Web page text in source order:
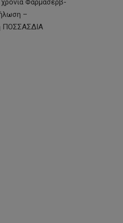
χρόνια Φαρμασέρβ-
–
ΠΟΣΣΑΣΔΙΑ